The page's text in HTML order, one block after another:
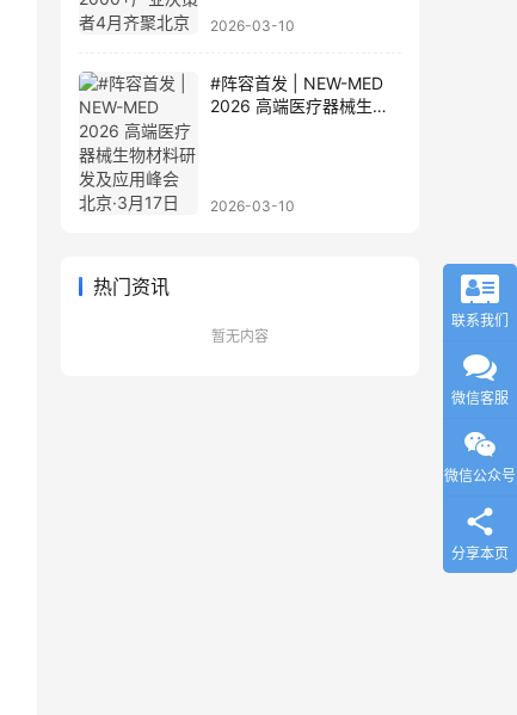
2026-03-10
#阵容首发 | NEW-MED
2026 高端医疗器械生物
2026-03-10
热门资讯
暂无内容
联系我们
微信客服
微信公众号
分享本页